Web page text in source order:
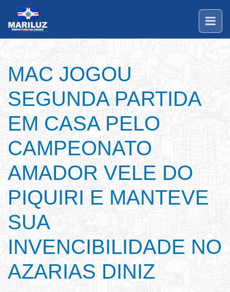
MAC JOGOU
SEGUNDA PARTIDA
EM CASA PELO
CAMPEONATO
AMADOR VELE DO
PIQUIRI E MANTEVE
SUA
INVENCIBILIDADE NO
AZARIAS DINIZ